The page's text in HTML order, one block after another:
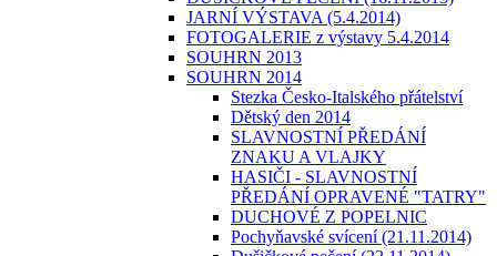
JARNÍ VÝSTAVA (5.4.2014)
FOTOGALERIE z výstavy 5.4.2014
SOUHRN 2013
SOUHRN 2014
Stezka Česko-Italského přátelství
Dětský den 2014
SLAVNOSTNÍ PŘEDÁNÍ
ZNAKU A VLAJKY
HASIČI - SLAVNOSTNÍ
PŘEDÁNÍ OPRAVENÉ "TATRY"
DUCHOVÉ Z POPELNIC
Pochyňavské svícení (21.11.2014)